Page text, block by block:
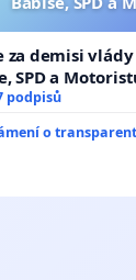
za demisi
SPD a
podpisů
o